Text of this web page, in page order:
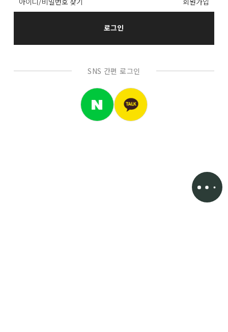
로그인
SNS 간편 로그인